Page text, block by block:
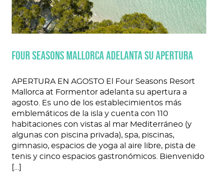
FOUR SEASONS MALLORCA ADELANTA SU APERTURA
APERTURA EN AGOSTO El Four Seasons Resort
Mallorca at Formentor adelanta su apertura a
agosto. Es uno de los establecimientos más
emblemáticos de la isla y cuenta con 110
habitaciones con vistas al mar Mediterráneo (y
algunas con piscina privada), spa, piscinas,
gimnasio, espacios de yoga al aire libre, pista de
tenis y cinco espacios gastronómicos. Bienvenido